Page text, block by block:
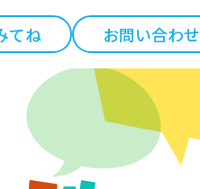
てね お問い合わせ